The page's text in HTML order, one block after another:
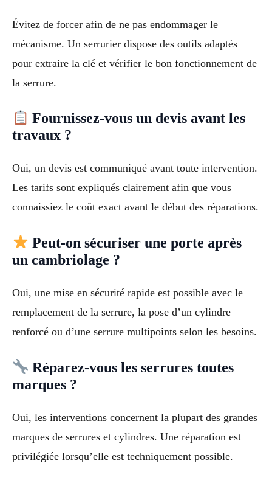
Évitez de forcer afin de ne pas endommager le
mécanisme. Un serrurier dispose des outils adaptés
pour extraire la clé et vérifier le bon fonctionnement de
la serrure.
Fournissez-vous un devis avant les
travaux ?
Oui, un devis est communiqué avant toute intervention.
Les tarifs sont expliqués clairement afin que vous
connaissiez le coût exact avant le début des réparations.
Peut-on sécuriser une porte après
un cambriolage ?
Oui, une mise en sécurité rapide est possible avec le
remplacement de la serrure, la pose d’un cylindre
renforcé ou d’une serrure multipoints selon les besoins.
Réparez-vous les serrures toutes
marques ?
Oui, les interventions concernent la plupart des grandes
marques de serrures et cylindres. Une réparation est
privilégiée lorsqu’elle est techniquement possible.